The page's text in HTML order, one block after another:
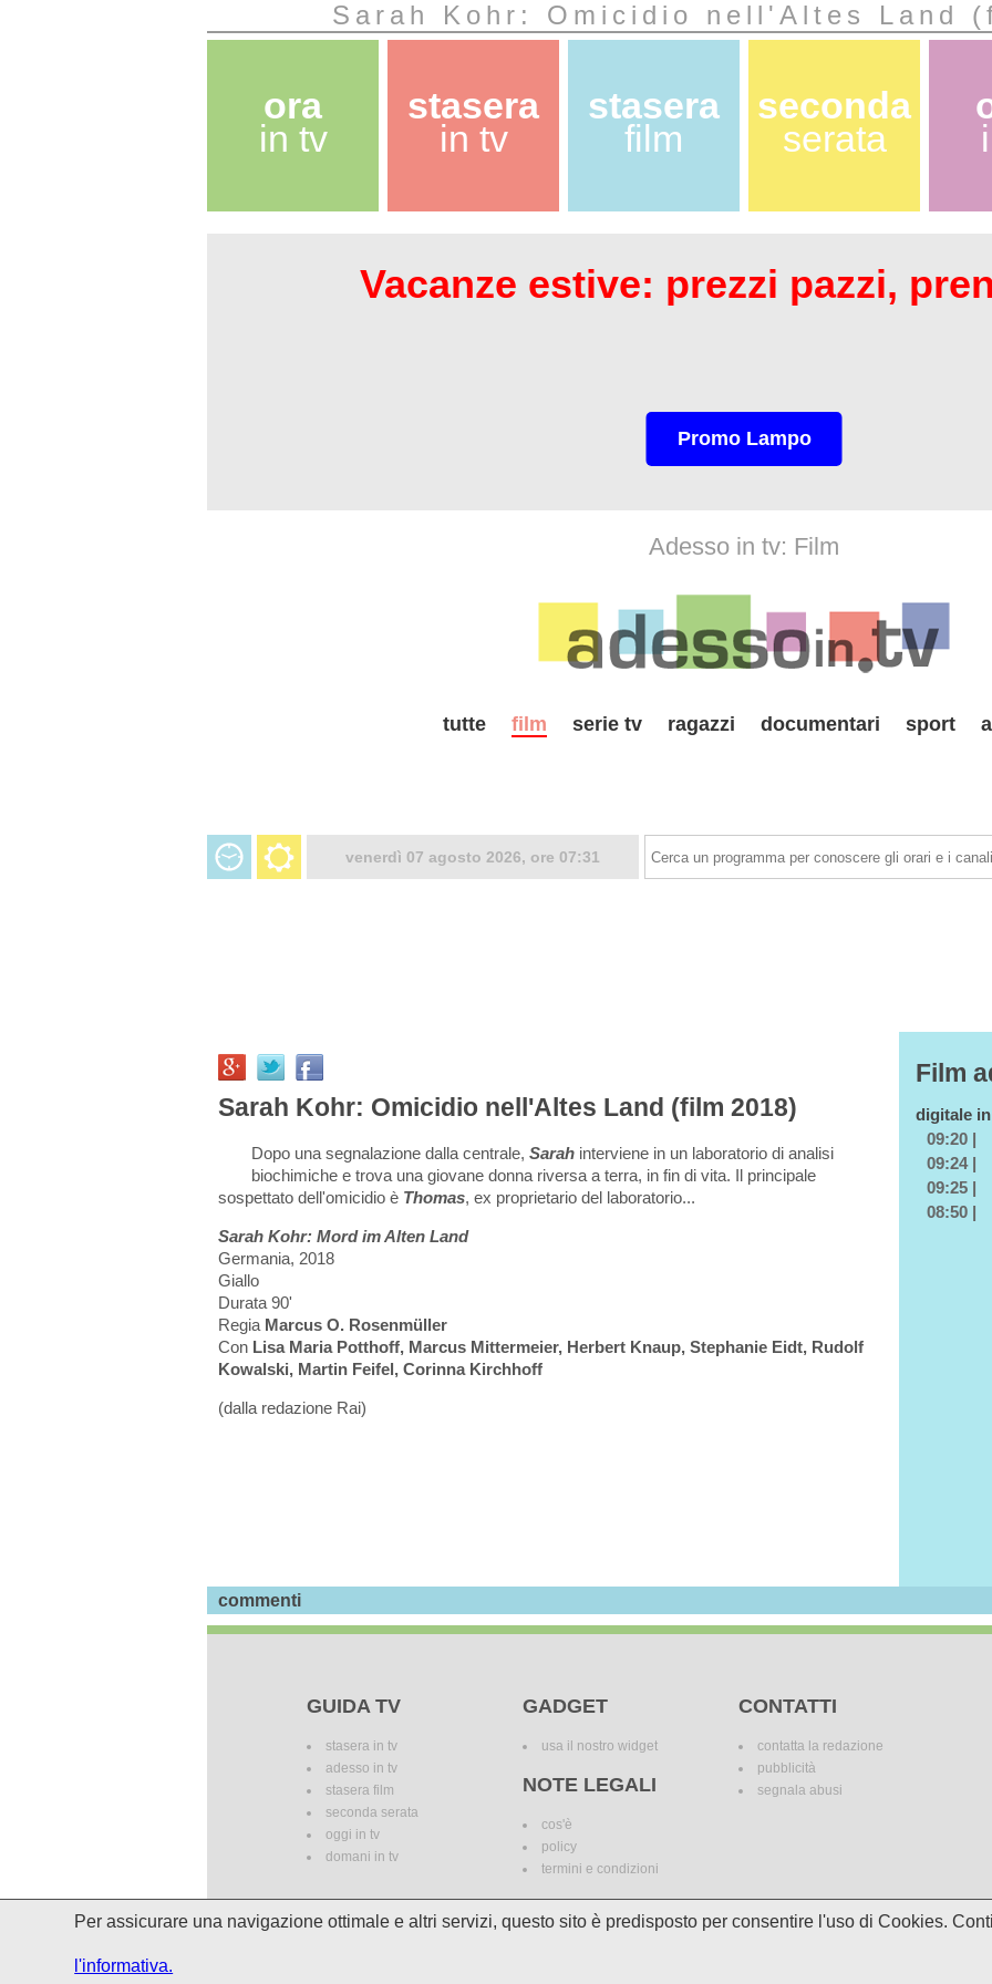
Sarah Kohr: Omicidio nell'Altes Land
ora
in tv
stasera
in tv
stasera
film
seconda
serata
Vacanze estive: prezzi pazzi,
Promo Lampo
Adesso in tv: Film
tutte film serie tv ragazzi documentari sport
venerdì 07 agosto 2026, ore 07:31
Sarah Kohr: Omicidio nell'Altes Land (film 2018)
Dopo una segnalazione dalla centrale, Sarah interviene in un laboratorio di analisi
biochimiche e trova una giovane donna riversa a terra, in fin di vita. Il principale
sospettato dell'omicidio è Thomas, ex proprietario del laboratorio...
Sarah Kohr: Mord im Alten Land
Germania, 2018
Giallo
Durata 90'
Regia Marcus O. Rosenmüller
Con Lisa Maria Potthoff, Marcus Mittermeier, Herbert Knaup, Stephanie Eidt, Rudolf
Kowalski, Martin Feifel, Corinna Kirchhoff
(dalla redazione Rai)
Film
digitale
09:20 |
09:24 |
09:25 |
08:50 |
commenti
GUIDA TV
stasera in tv
adesso in tv
stasera film
seconda serata
oggi in tv
domani in tv
GADGET
usa il nostro widget
NOTE LEGALI
cos'è
policy
termini e condizioni
CONTATTI
contatta la redazione
pubblicità
segnala abusi
I palinsesti potrebbero subire delle variazioni. I marchi dei canali televisivi appartengono ai legittimi proprietari. Le
incomplete e/o errate.
Per assicurare una navigazione ottimale e altri servizi, questo sito è predisposto per consentire l'uso di Cookies.
l'informativa.